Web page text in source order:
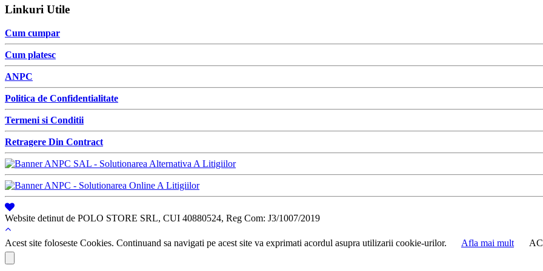
Linkuri Utile
Cum cumpar
Cum platesc
ANPC
Politica de Confidentialitate
Termeni si Conditii
Retragere Din Contract
Website detinut de POLO STORE SRL, CUI 40880524, Reg Com: J3/1007/2019
Acest site foloseste Cookies. Continuand sa navigati pe acest site va exprimati acordul asupra utilizarii cookie-urilor. Afla mai mult